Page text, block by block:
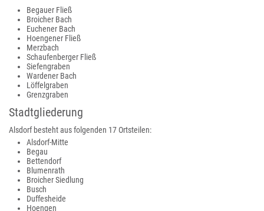
Begauer Fließ
Broicher Bach
Euchener Bach
Hoengener Fließ
Merzbach
Schaufenberger Fließ
Siefengraben
Wardener Bach
Löffelgraben
Grenzgraben
Stadtgliederung
Alsdorf besteht aus folgenden 17 Ortsteilen:
Alsdorf-Mitte
Begau
Bettendorf
Blumenrath
Broicher Siedlung
Busch
Duffesheide
Hoengen